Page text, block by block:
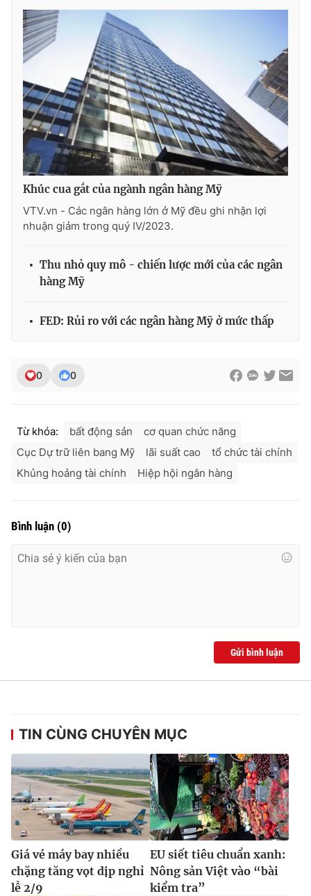
THỜI BÁO VTV
Theo dõi báo trên
Cơ quan chủ quản:Đài Truyền hình Việt Nam
Cơ quan báo chí: Thời báo VTV
Giấy phép hoạt động báo in và báo điện tử số 483/GP-BTTTT
cấp ngày 29/12/2023
Phó Tổng Biên tập:Nguyễn Thị Mỹ Hạnh, Phạm Quốc Thắng,
Nguyễn Trọng Ninh
Ðiện thoại Thời báo VTV:024.66 897 897
® Cấm sao chép dưới mọi hình thức nếu không có sự chấp
thuận bằng văn bản. Ghi rõ nguồn VTV.vn khi phát hành lại
Khúc cua gắt của ngành ngân hàng Mỹ
VTV.vn - Các ngân hàng lớn ở Mỹ đều ghi nhận lợi
nhuận giảm trong quý IV/2023.
Thu nhỏ quy mô - chiến lược mới của các ngân
hàng Mỹ
FED: Rủi ro với các ngân hàng Mỹ ở mức thấp
0 0
Từ khóa: bất động sản
cơ quan chức năng
Cục Dự trữ liên bang Mỹ
lãi suất cao
tổ chức tài chính
Khủng hoảng tài chính
Hiệp hội ngân hàng
Bình luận (0)
Gửi bình luận
TIN CÙNG CHUYÊN MỤC
Giá vé máy bay nhiều
chặng tăng vọt dịp nghỉ
lễ 2/9
EU siết tiêu chuẩn xanh:
Nông sản Việt vào “bài
kiểm tra”